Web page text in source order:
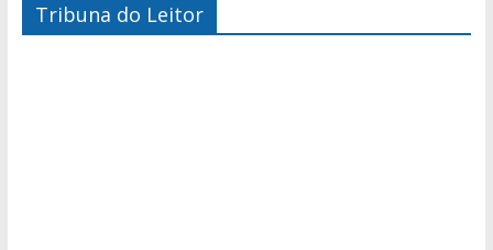
Tribuna do Leitor